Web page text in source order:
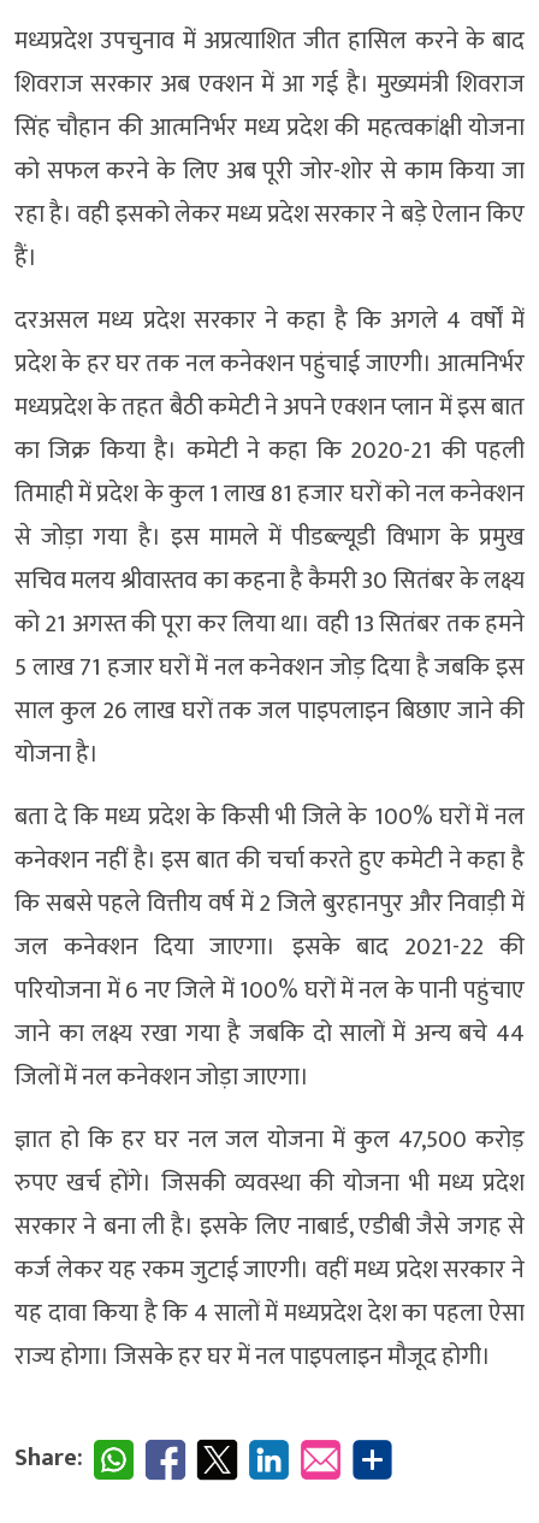
मध्यप्रदेश उपचुनाव में अप्रत्याशित जीत हासिल करने के बाद
शिवराज सरकार अब एक्शन में आ गई है। मुख्यमंत्री शिवराज
सिंह चौहान की आत्मनिर्भर मध्य प्रदेश की महत्वकांक्षी योजना
को सफल करने के लिए अब पूरी जोर-शोर से काम किया जा
रहा है। वही इसको लेकर मध्य प्रदेश सरकार ने बड़े ऐलान किए
हैं।
दरअसल मध्य प्रदेश सरकार ने कहा है कि अगले 4 वर्षों में
प्रदेश के हर घर तक नल कनेक्शन पहुंचाई जाएगी। आत्मनिर्भर
मध्यप्रदेश के तहत बैठी कमेटी ने अपने एक्शन प्लान में इस बात
का जिक्र किया है। कमेटी ने कहा कि 2020-21 की पहली
तिमाही में प्रदेश के कुल 1 लाख 81 हजार घरों को नल कनेक्शन
से जोड़ा गया है। इस मामले में पीडब्ल्यूडी विभाग के प्रमुख
सचिव मलय श्रीवास्तव का कहना है कैमरी 30 सितंबर के लक्ष्य
को 21 अगस्त की पूरा कर लिया था। वही 13 सितंबर तक हमने
5 लाख 71 हजार घरों में नल कनेक्शन जोड़ दिया है जबकि इस
साल कुल 26 लाख घरों तक जल पाइपलाइन बिछाए जाने की
योजना है।
बता दे कि मध्य प्रदेश के किसी भी जिले के 100% घरों में नल
कनेक्शन नहीं है। इस बात की चर्चा करते हुए कमेटी ने कहा है
कि सबसे पहले वित्तीय वर्ष में 2 जिले बुरहानपुर और निवाड़ी में
जल कनेक्शन दिया जाएगा। इसके बाद 2021-22 की
परियोजना में 6 नए जिले में 100% घरों में नल के पानी पहुंचाए
जाने का लक्ष्य रखा गया है जबकि दो सालों में अन्य बचे 44
जिलों में नल कनेक्शन जोड़ा जाएगा।
ज्ञात हो कि हर घर नल जल योजना में कुल 47,500 करोड़
रुपए खर्च होंगे। जिसकी व्यवस्था की योजना भी मध्य प्रदेश
सरकार ने बना ली है। इसके लिए नाबार्ड, एडीबी जैसे जगह से
कर्ज लेकर यह रकम जुटाई जाएगी। वहीं मध्य प्रदेश सरकार ने
यह दावा किया है कि 4 सालों में मध्यप्रदेश देश का पहला ऐसा
राज्य होगा। जिसके हर घर में नल पाइपलाइन मौजूद होगी।
Share: